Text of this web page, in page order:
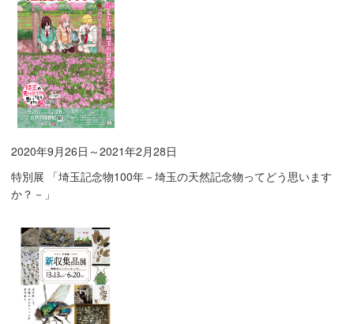
2020年9月26日～2021年2月28日
特別展 「埼玉記念物100年－埼玉の天然記念物ってどう思います
か？－」